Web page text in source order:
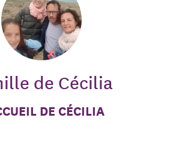
de Cécilia
DE CÉCILIA